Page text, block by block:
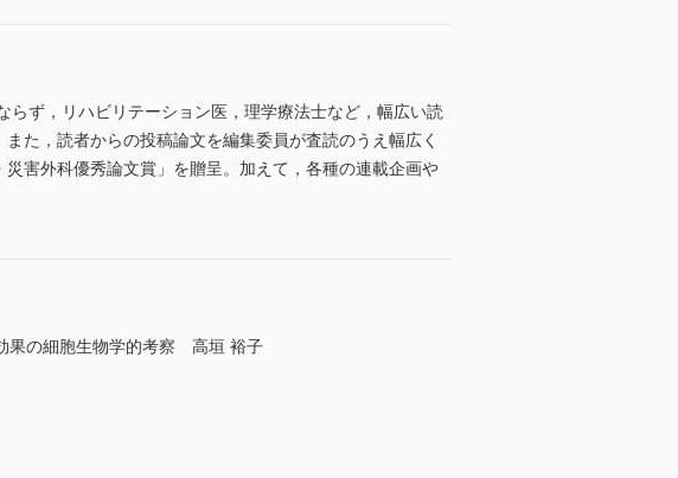
ず，リハビリテーション医，理学療法士など，幅広い読
た，読者からの投稿論文を編集委員が査読のうえ幅広く
害外科優秀論文賞」を贈呈。加えて，各種の連載企画や
果の細胞生物学的考察 高垣 裕子